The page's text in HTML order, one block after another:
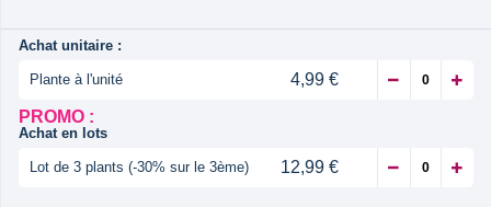
Achat unitaire :
Plante à l'unité
4,99 €
PROMO :
Achat en lots
Lot de 3 plants (-30% sur le 3ème) 12,99 €